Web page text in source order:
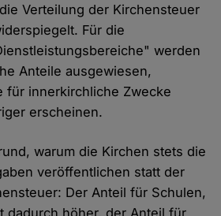
Verteilung der Kirchensteuer
Für die
werden
Anteile ausgewiesen,
für innerkirchliche Zwecke
erscheinen.
warum die Kirchen stets die
veröffentlichen statt der
Der Anteil für Schulen,
dadurch höher, der Anteil für